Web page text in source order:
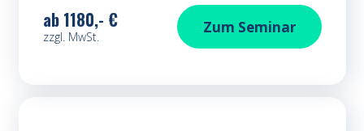
ab1180,- €
zzgl. MwSt.
Zum Storytelling für
Seminar